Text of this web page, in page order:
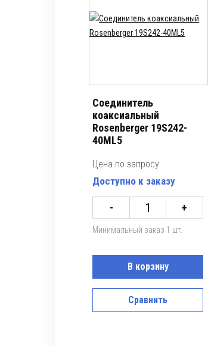
Соединитель
коаксиальный
Rosenberger 19S242-
40ML5
Цена по запросу
Доступно к заказу
- +
Минимальный заказ 1 шт.
В корзину
Сравнить